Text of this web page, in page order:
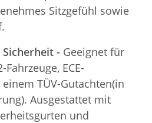
Sitzgefühl sowie
- Geeignet für
ECE-
TÜV-Gutachten(in
Ausgestattet mit
und